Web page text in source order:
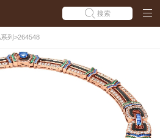
搜索
列 >264548